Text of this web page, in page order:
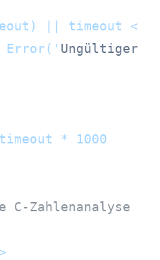
|| timeout <=
Error('
Ungültiger
* 1000
C-Zahlenanalyse